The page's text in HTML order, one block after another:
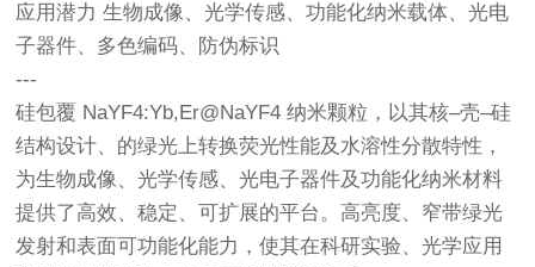
应用潜力 生物成像、光学传感、功能化纳米载体、光电
子器件、多色编码、防伪标识
---
硅包覆 NaYF4:Yb,Er@NaYF4 纳米颗粒，以其核–壳–硅
结构设计、的绿光上转换荧光性能及水溶性分散特性，
为生物成像、光学传感、光电子器件及功能化纳米材料
提供了高效、稳定、可扩展的平台。高亮度、窄带绿光
发射和表面可功能化能力，使其在科研实验、光学应用